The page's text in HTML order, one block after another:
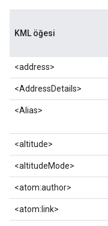
KML öğesi
<address>
<AddressDetails>
<Alias>
<altitude>
<altitudeMode>
<atom:author>
<atom:link>